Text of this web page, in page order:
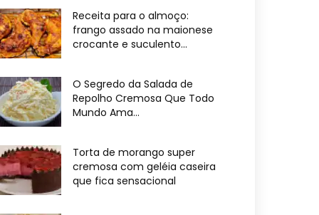
Receita para o almoço:
frango assado na maionese
crocante e suculento...
O Segredo da Salada de
Repolho Cremosa Que Todo
Mundo Ama...
Torta de morango super
cremosa com geléia caseira
que fica sensacional